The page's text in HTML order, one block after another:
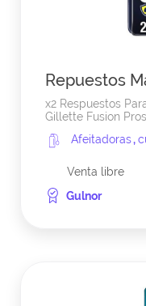
Repuestos
x2 Respuestos
Gillette Fusion
Afeitadoras,
Venta libre
Gulnor